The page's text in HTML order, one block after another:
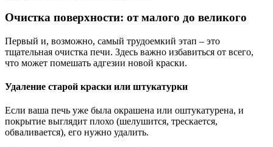
Очистка поверхности: от малого до великого
Первый и, возможно, самый трудоемкий этап – это
тщательная очистка печи. Здесь важно избавиться от всего,
что может помешать адгезии новой краски.
Удаление старой краски или штукатурки
Если ваша печь уже была окрашена или оштукатурена, и
покрытие выглядит плохо (шелушится, трескается,
обваливается), его нужно удалить.